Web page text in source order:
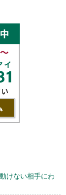
けない相手にわ